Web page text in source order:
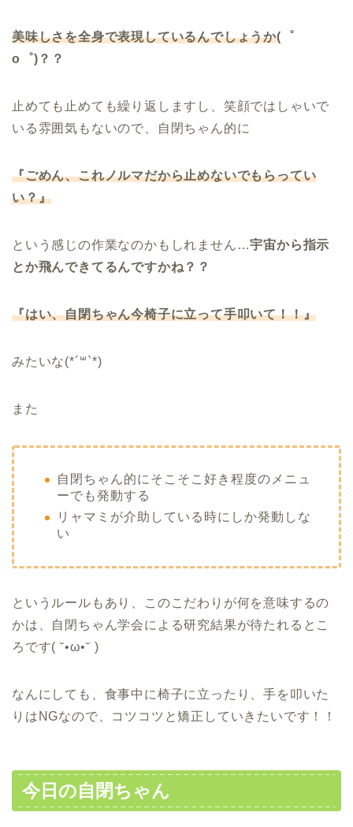
美味しさを全身で表現しているんでしょうか(゜
o゜)？？
止めても止めても繰り返しますし、笑顔ではしゃいで
いる雰囲気もないので、自閉ちゃん的に
『ごめん、これノルマだから止めないでもらってい
い？』
という感じの作業なのかもしれません…宇宙から指示
とか飛んできてるんですかね？？
『はい、自閉ちゃん今椅子に立って手叩いて！！』
みたいな(*´꒳`*)
また
自閉ちゃん的にそこそこ好き程度のメニュ
ーでも発動する
リャマミが介助している時にしか発動しな
い
というルールもあり、このこだわりが何を意味するの
かは、自閉ちゃん学会による研究結果が待たれるとこ
ろです( ˘•ω•˘ )
なんにしても、食事中に椅子に立ったり、手を叩いた
りはNGなので、コツコツと矯正していきたいです！！
今日の自閉ちゃん